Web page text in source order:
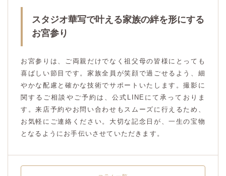
スタジオ華写で叶える家族の絆を形にする
お宮参り
お宮参りは、ご両親だけでなく祖父母の皆様にとっても
喜ばしい節目です。家族全員が笑顔で過ごせるよう、細
やかな配慮と確かな技術でサポートいたします。撮影に
関するご相談やご予約は、公式LINEにて承っておりま
す。来店予約やお問い合わせもスムーズに行えるため、
お気軽にご連絡ください。大切な記念日が、一生の宝物
となるようにお手伝いさせていただきます。